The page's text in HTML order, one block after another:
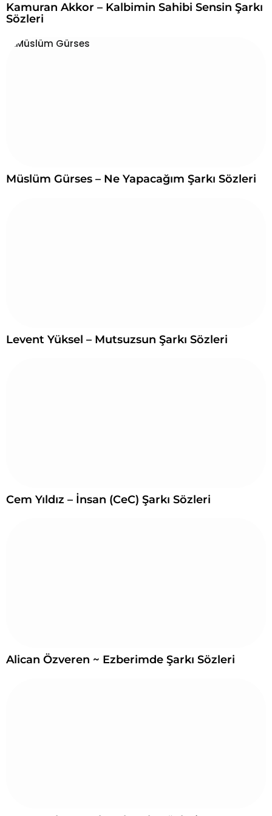
Kamuran Akkor – Kalbimin Sahibi Sensin Şarkı
Sözleri
Müslüm Gürses – Ne Yapacağım Şarkı Sözleri
Levent Yüksel – Mutsuzsun Şarkı Sözleri
Cem Yıldız – İnsan (CeC) Şarkı Sözleri
Alican Özveren ~ Ezberimde Şarkı Sözleri